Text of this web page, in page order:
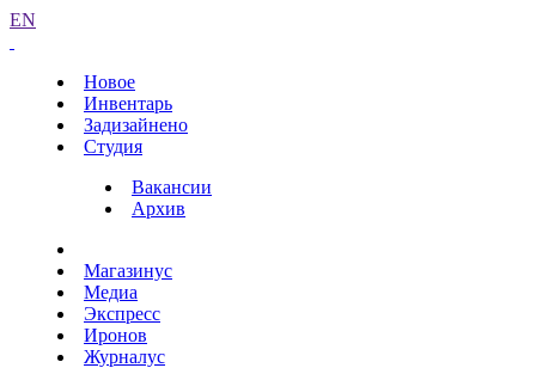
EN
Новое
Инвентарь
Задизайнено
Студия
Вакансии
Архив
Магазинус
Медиа
Экспресс
Иронов
Журналус